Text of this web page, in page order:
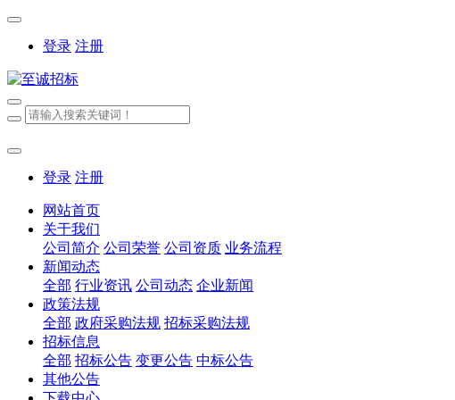
登录 注册
登录 注册
网站首页
关于我们
公司简介 公司荣誉 公司资质 业务流程
新闻动态
全部 行业资讯 公司动态 企业新闻
政策法规
全部 政府采购法规 招标采购法规
招标信息
全部 招标公告 变更公告 中标公告
其他公告